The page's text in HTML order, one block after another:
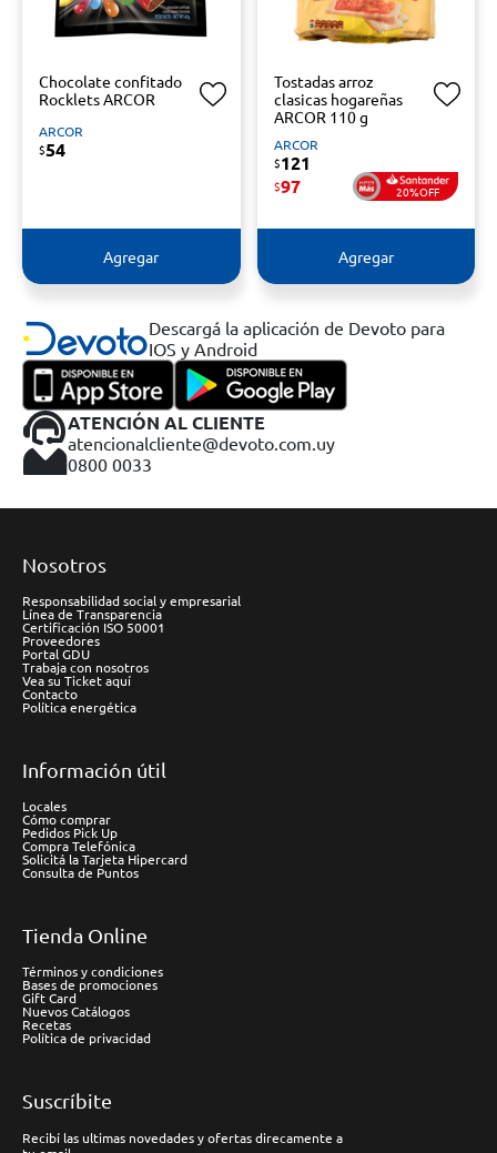
Chocolate confitado
Rocklets ARCOR
ARCOR
$54
Agregar
Tostadas arroz
clasicas hogareñas
ARCOR 110 g
ARCOR
$121
$97 20%OFF
Agregar
Descargá la aplicación de Devoto para
IOS y Android
ATENCIÓN AL CLIENTE
atencionalcliente@devoto.com.uy
0800 0033
Nosotros
Responsabilidad social y empresarial
Línea de Transparencia
Certificación ISO 50001
Proveedores
Portal GDU
Trabaja con nosotros
Vea su Ticket aquí
Contacto
Política energética
Información útil
Locales
Cómo comprar
Pedidos Pick Up
Compra Telefónica
Solicitá la Tarjeta Hipercard
Consulta de Puntos
Tienda Online
Términos y condiciones
Bases de promociones
Gift Card
Nuevos Catálogos
Recetas
Política de privacidad
Suscríbite
Recibí las ultimas novedades y ofertas direcamente a